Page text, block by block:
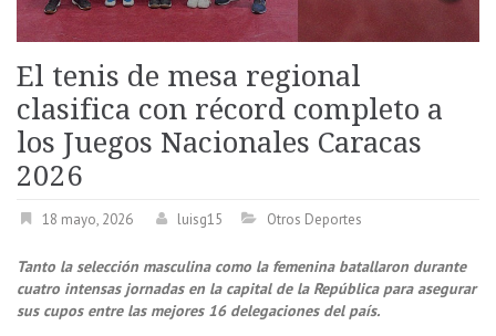
El tenis de mesa regional
clasifica con récord completo a
los Juegos Nacionales Caracas
2026
18 mayo, 2026 luisg15 Otros Deportes
Tanto la selección masculina como la femenina batallaron durante
cuatro intensas jornadas en la capital de la República para asegurar
sus cupos entre las mejores 16 delegaciones del país.